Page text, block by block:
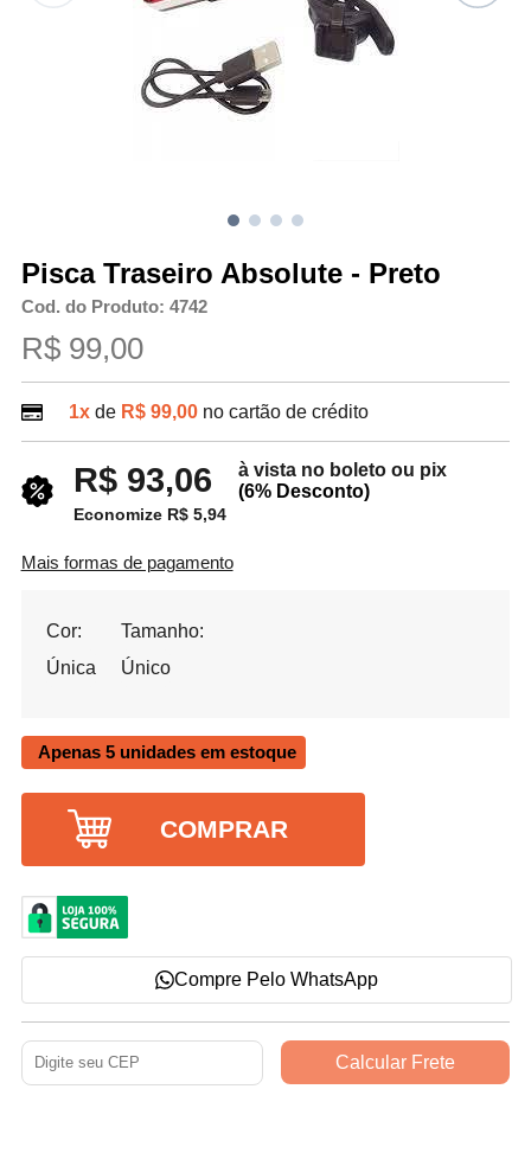
Pisca Traseiro Absolute - Preto
Cod. do Produto: 4742
R$ 99,00
1xde R$ 99,00 no cartão de crédito
R$ 93,06
à vista no boleto ou pix
(6% Desconto)
Economize R$ 5,94
Mais formas de pagamento
Cor:
Única
Tamanho:
Único
Apenas 5 unidades em estoque
COMPRAR
Compre Pelo WhatsApp